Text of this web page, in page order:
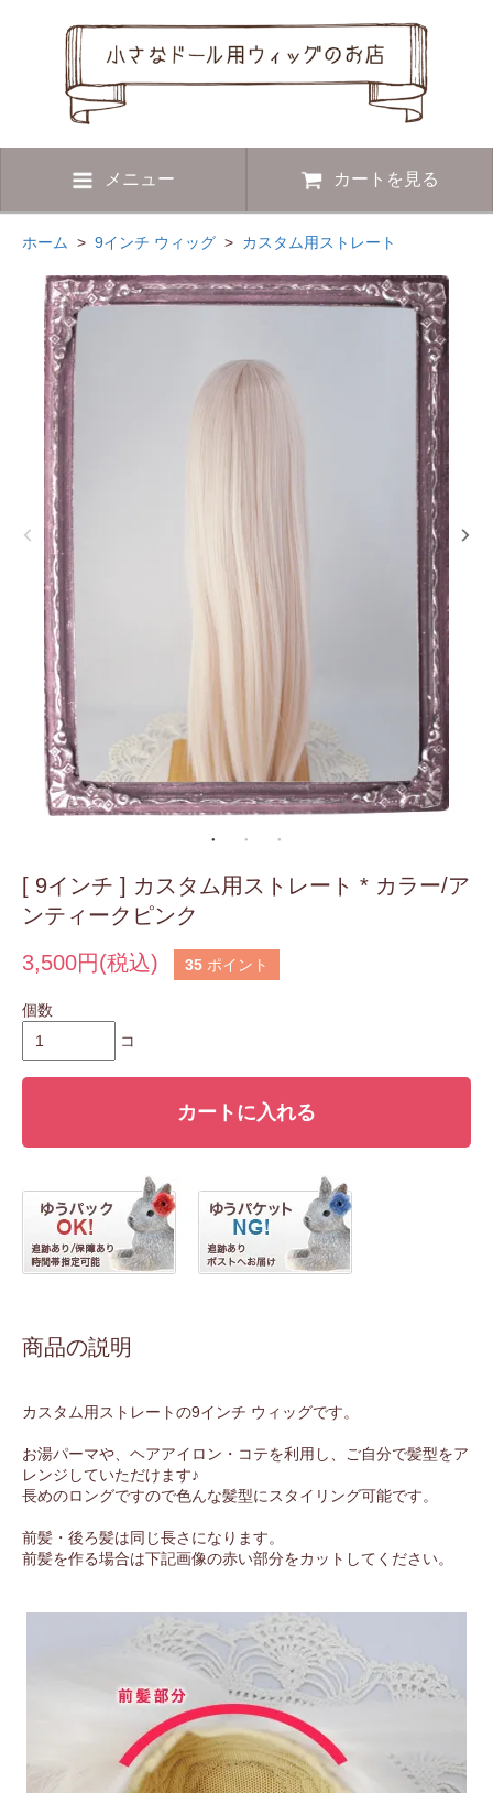
メニュー カートを見る
ホーム > 9インチ ウィッグ > カスタム用ストレート
[ 9インチ ] カスタム用ストレート * カラー/ア
ンティークピンク
3,500円(税込)
35 ポイント
個数
コ
カートに入れる
商品の説明
カスタム用ストレートの9インチ ウィッグです。
お湯パーマや、ヘアアイロン・コテを利用し、ご自分で髪型をア
レンジしていただけます♪
長めのロングですので色んな髪型にスタイリング可能です。
前髪・後ろ髪は同じ長さになります。
前髪を作る場合は下記画像の赤い部分をカットしてください。